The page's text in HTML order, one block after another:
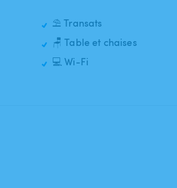
⛱️ Transats
🪑 Table et chaises
💻 Wi-Fi